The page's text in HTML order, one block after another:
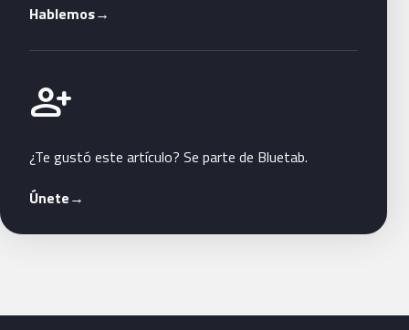
Hablemos→
person_add
Únete a Bluetab
¿Te gustó este artículo? Se parte de Bluetab.
Únete→